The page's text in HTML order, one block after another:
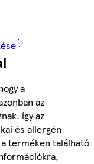
a
az
így az
és allergén
terméken található